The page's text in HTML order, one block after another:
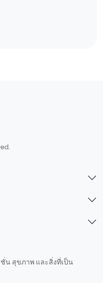
น สุขภาพ และสิ่งที่เป็น